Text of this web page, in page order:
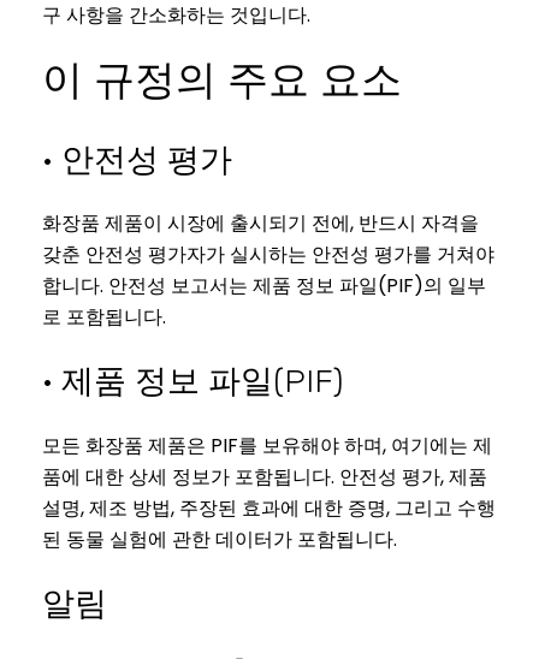
구 사항을 간소화하는 것입니다.
이 규정의 주요 요소
· 안전성 평가
화장품 제품이 시장에 출시되기 전에, 반드시 자격을
갖춘 안전성 평가자가 실시하는 안전성 평가를 거쳐야
합니다. 안전성 보고서는 제품 정보 파일(PIF)의 일부
로 포함됩니다.
· 제품 정보 파일(PIF)
모든 화장품 제품은 PIF를 보유해야 하며, 여기에는 제
품에 대한 상세 정보가 포함됩니다. 안전성 평가, 제품
설명, 제조 방법, 주장된 효과에 대한 증명, 그리고 수행
된 동물 실험에 관한 데이터가 포함됩니다.
알림